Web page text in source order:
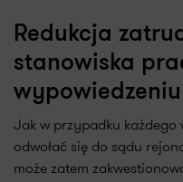
Redukcja
stanowiska
Jak w przypadku
odwołać się do sądu
może zatem